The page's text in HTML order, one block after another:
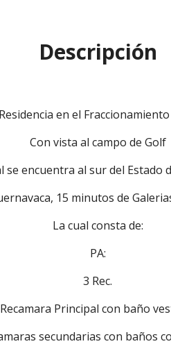
Descripción
en el
Con vista al campo de Golf
se encuentra al sur del Estado
15 minutos de
La cual consta de:
PA:
3 Rec.
Recamara Principal con baño
secundarias con baños